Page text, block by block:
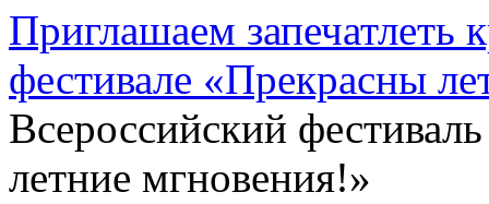
Приглашаем запечатлеть
фестивале «Прекрасны
Всероссийский
летние мгновения!»